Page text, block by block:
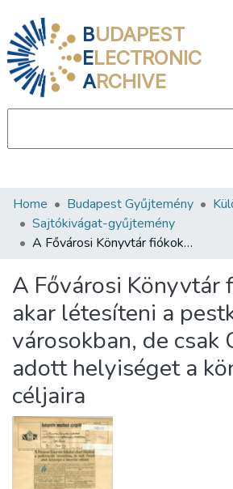
BUDAPEST
ELECTRONIC
ARCHIVE
Communities & Collections
All of DSpace
About us
Home Budapest Gyűjtemény
Sajtókivágat-gyűjtemény
A Fővárosi Könyvtár fiókokat akar létesíteni a pestkörnyéki városokban, de csak Csepel adott helyiséget a könyvtár céljaira
A Fővárosi Könyvtár
akar létesíteni a
városokban, de csak
adott helyiséget a
céljaira